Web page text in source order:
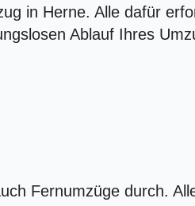
in Herne. Alle dafür
Ablauf Ihres
Fernumzüge durch.